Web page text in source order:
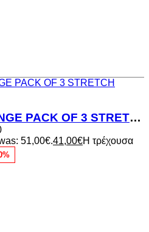
ARMANI EXCHANGE PACK OF 3 STRETCH BOXERS
51,00€.41,00€Η τρέχουσα